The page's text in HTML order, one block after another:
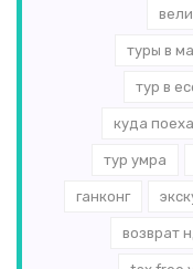
туры в
тур в
куда
тур умра
ганконг
возврат